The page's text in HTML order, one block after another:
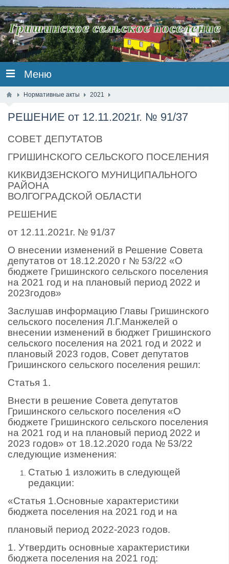
Меню
Нормативные акты 2021
РЕШЕНИЕ от 12.11.2021г. № 91/37
СОВЕТ ДЕПУТАТОВ
ГРИШИНСКОГО СЕЛЬСКОГО ПОСЕЛЕНИЯ
КИКВИДЗЕНСКОГО МУНИЦИПАЛЬНОГО
РАЙОНА
ВОЛГОГРАДСКОЙ ОБЛАСТИ
РЕШЕНИЕ
от 12.11.2021г. № 91/37
О внесении изменений в Решение Совета
депутатов от 18.12.2020 г № 53/22 «О
бюджете Гришинского сельского поселения
на 2021 год и на плановый период 2022 и
2023годов»
Заслушав информацию Главы Гришинского
сельского поселения Л.Г.Манжелей о
внесении изменений в бюджет Гришинского
сельского поселения на 2021 год и 2022 и
плановый 2023 годов, Совет депутатов
Гришинского сельского поселения решил:
Статья 1.
Внести в решение Совета депутатов
Гришинского сельского поселения «О
бюджете Гришинского сельского поселения
на 2021 год и на плановый период 2022 и
2023 годов» от 18.12.2020 года № 53/22
следующие изменения:
Статью 1 изложить в следующей
редакции:
«Статья 1.Основные характеристики
бюджета поселения на 2021 год и на
плановый период 2022-2023 годов.
1. Утвердить основные характеристики
бюджета поселения на 2021 год: